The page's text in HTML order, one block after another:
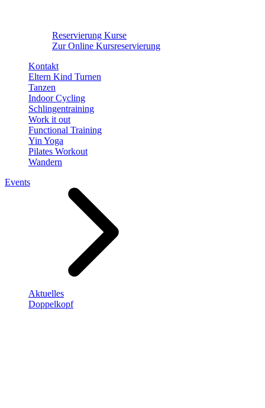
Reservierung Kurse
Zur Online Kursreservierung
Kontakt
Eltern Kind Turnen
Tanzen
Indoor Cycling
Schlingentraining
Work it out
Functional Training
Yin Yoga
Pilates Workout
Wandern
Events
Aktuelles
Doppelkopf